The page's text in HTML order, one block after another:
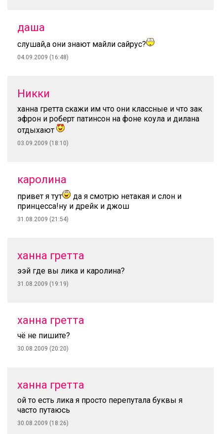
даша
слушай,а они знают майли сайрус?
04.09.2009 (16:48)
Никки
ханна гретта скажи им что они классные и что зак
эфрон и роберт патинсон на фоне коула и дилана
отдыхают
03.09.2009 (18:10)
каролина
привет я тут
да я смотрю нетакая и слон и
принцесса!ну и дрейк и джош
31.08.2009 (21:54)
ханна гретта
ээй где вы лика и каролина?
31.08.2009 (19:19)
ханна гретта
чё не пишите?
30.08.2009 (20:20)
ханна гретта
ой то есть лика я просто перепутала буквы я
часто путаюсь
30.08.2009 (18:26)